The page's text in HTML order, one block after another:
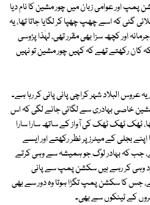
پمپ اور عوامی زبان میں چور مشین کا نام دیا
گئی کہ اسے چھپ چھپا کر لگایا جاتا تھا، یہ
اور کچھ سزا بھی مقرر تھی، لہٰذا پڑوسی
کان رکھتے تھے کہ کہیں چور مشین تو نہیں
عروس البلاد شہر کراچی پانی پانی کر رہا ہے۔
مشین خاصی بہادری سے لگائی جانے لگی کہ اس
ٹھک ٹھک ٹھک کی آواز کے ساتھ سارا سارا
بجلی کے میٹرز پر نظر رکھتے اور ایسے
جب کہ بہادر لوگ جو ہمیشہ سے وہی کرتے
وہی کر رہے ہیں سکشن پمپ سے پانی
جس کا سکشن پمپ تگڑا ہوتا وہ دور سے بھی
کے ٹینکوں سے بھی۔